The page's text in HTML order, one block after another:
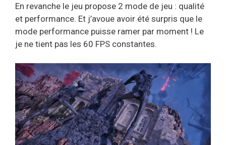
En revanche le jeu propose 2 mode de jeu : qualité
et performance. Et j’avoue avoir été surpris que le
mode performance puisse ramer par moment ! Le
je ne tient pas les 60 FPS constantes.